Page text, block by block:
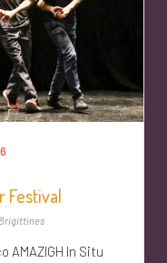
Festival
AMAZIGH In Situ